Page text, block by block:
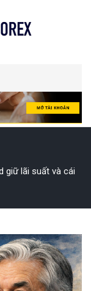
giữ lãi suất và cái